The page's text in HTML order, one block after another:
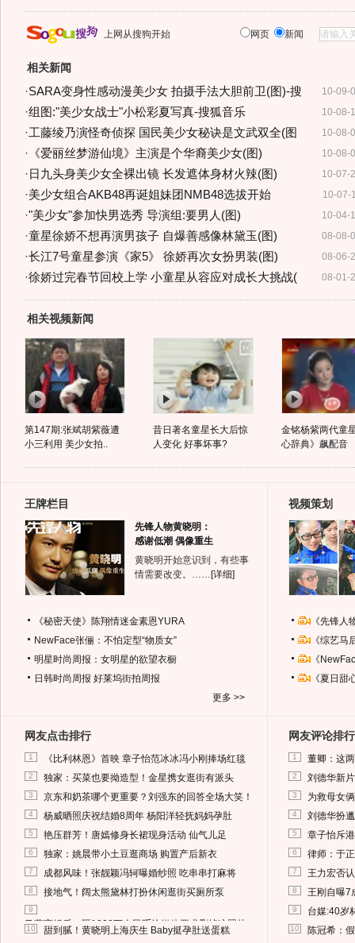
上网从搜狗开始 网页 新闻
相关新闻
10-09-
·SARA变身性感动漫美少女 拍摄手法大胆前卫(图)-搜
10-08-
·组图:"美少女战士"小松彩夏写真-搜狐音乐
10-08-
·工藤绫乃演怪奇侦探 国民美少女秘诀是文武双全(图
10-08-
· 《爱丽丝梦游仙境》主演是个华裔美少女(图)
10-07-
· 日九头身美少女全裸出镜 长发遮体身材火辣(图)
10-07-
·美少女组合AKB48再诞姐妹团NMB48选拔开始
10-04-
·"美少女"参加快男选秀 导演组:要男人(图)
08-08-
·童星徐娇不想再演男孩子 自爆善感像林黛玉(图)
08-06-
·长江7号童星参演《家5》 徐娇再次女扮男装(图)
08-01-
·徐娇过完春节回校上学 小童星从容应对成长大挑战(
相关视频新闻
第147期:张斌胡紫薇遭
小三利用 美少女拍..
昔日著名童星长大后惊
人变化 好事坏事?
金铭杨紫两代童
心辞典》飙配音
王牌栏目
先锋人物黄晓明：
感谢低潮 偶像重生
黄晓明开始意识到，有些事
情需要改变。…… [详细]
《秘密天使》陈翔情迷金素恩YURA
NewFace张俪：不怕定型“物质女”
明星时尚周报：女明星的欲望衣橱
日韩时尚周报 好莱坞街拍周报
更多 >>
视频策划
《先锋
《综艺
《
《夏日
网友点击排行
1 《比利林恩》首映 章子怡范冰冰冯小刚捧场红毯
2 独家：买菜也要拗造型！金星携女逛街有派头
3 京东和奶茶哪个更重要？刘强东的回答全场大笑！
4 杨威晒照庆祝结婚8周年 杨阳洋轻抚妈妈孕肚
5 艳压群芳！唐嫣修身长裙现身活动 仙气儿足
6 独家：姚晨带小土豆逛商场 购置产后新衣
7 成都风味！张靓颖冯轲曝婚纱照 吃串串打麻将
8 接地气！阔太熊黛林打扮休闲逛街买厕所泵
9
马蓉离婚后，砸1000万人民币给媒体要求删掉这照片
10 甜到腻！黄晓明上海庆生 Baby挺孕肚送蛋糕
网友评论排行
1 董卿：这
2 刘德华新
3 为救母女
4 刘德华扮
5 章子怡斥
6 律师：于
7 王力宏否
8 王刚自曝7
9 台媒:40岁
10 陈冠希：